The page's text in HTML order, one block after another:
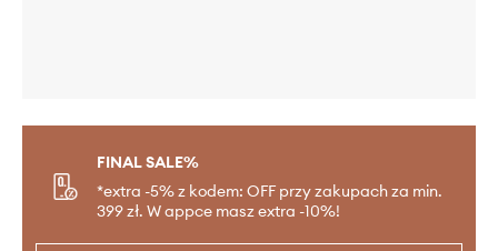
FINAL SALE%
*extra -5% z kodem: OFF przy zakupach za min.
399 zł. W appce masz extra -10%!